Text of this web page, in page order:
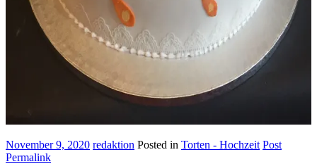
November 9, 2020 redaktion Posted in Torten - Hochzeit Post
Permalink